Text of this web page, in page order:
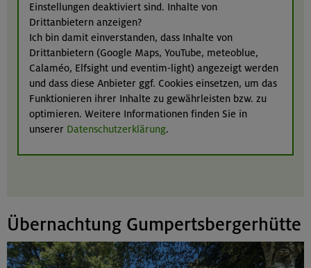
Einstellungen deaktiviert sind. Inhalte von
Drittanbietern anzeigen?
Ich bin damit einverstanden, dass Inhalte von
Drittanbietern (Google Maps, YouTube, meteoblue,
Calaméo, Elfsight und eventim-light) angezeigt werden
und dass diese Anbieter ggf. Cookies einsetzen, um das
Funktionieren ihrer Inhalte zu gewährleisten bzw. zu
optimieren. Weitere Informationen finden Sie in
unserer Datenschutzerklärung.
Übernachtung Gumpertsbergerhütte